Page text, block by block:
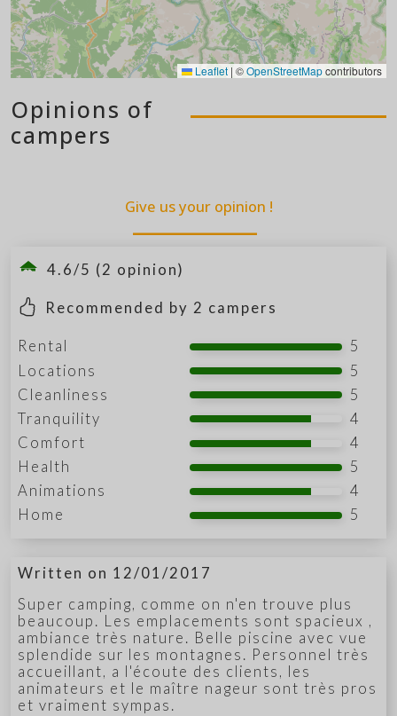
Leaflet | ©OpenStreetMapcontributors
Opinions of
campers
Give us your opinion !
4.6/5 (2 opinion)
Recommended by 2 campers
Rental
5
Locations
5
Cleanliness
5
Tranquility
4
Comfort
4
Health
5
Animations
4
Home
5
Written on 12/01/2017
Super camping, comme on n'en trouve plus
beaucoup. Les emplacements sont spacieux ,
ambiance très nature. Belle piscine avec vue
splendide sur les montagnes. Personnel très
accueillant, a l'écoute des clients, les
animateurs et le maître nageur sont très pros
et vraiment sympas.